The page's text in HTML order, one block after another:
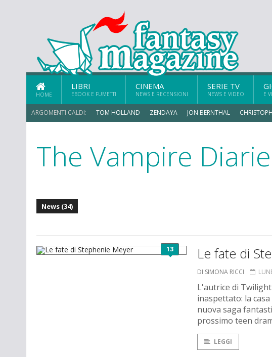
HOME
LIBRI
EBOOK E FUMETTI
CINEMA
NEWS E RECENSIONI
SERIE TV
NEWS E VIDEO E
ARGOMENTI CALDI: TOM HOLLAND ZENDAYA JON BERNTHAL
The Vampire
News (34)
13 Le fate di
DI SIMONA RICCI
L'autrice di
inaspettato: la
nuova saga
prossimo teen
LEGGI